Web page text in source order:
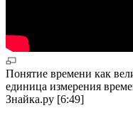
Понятие времени как
единица измерения
Знайка.ру [6:49]